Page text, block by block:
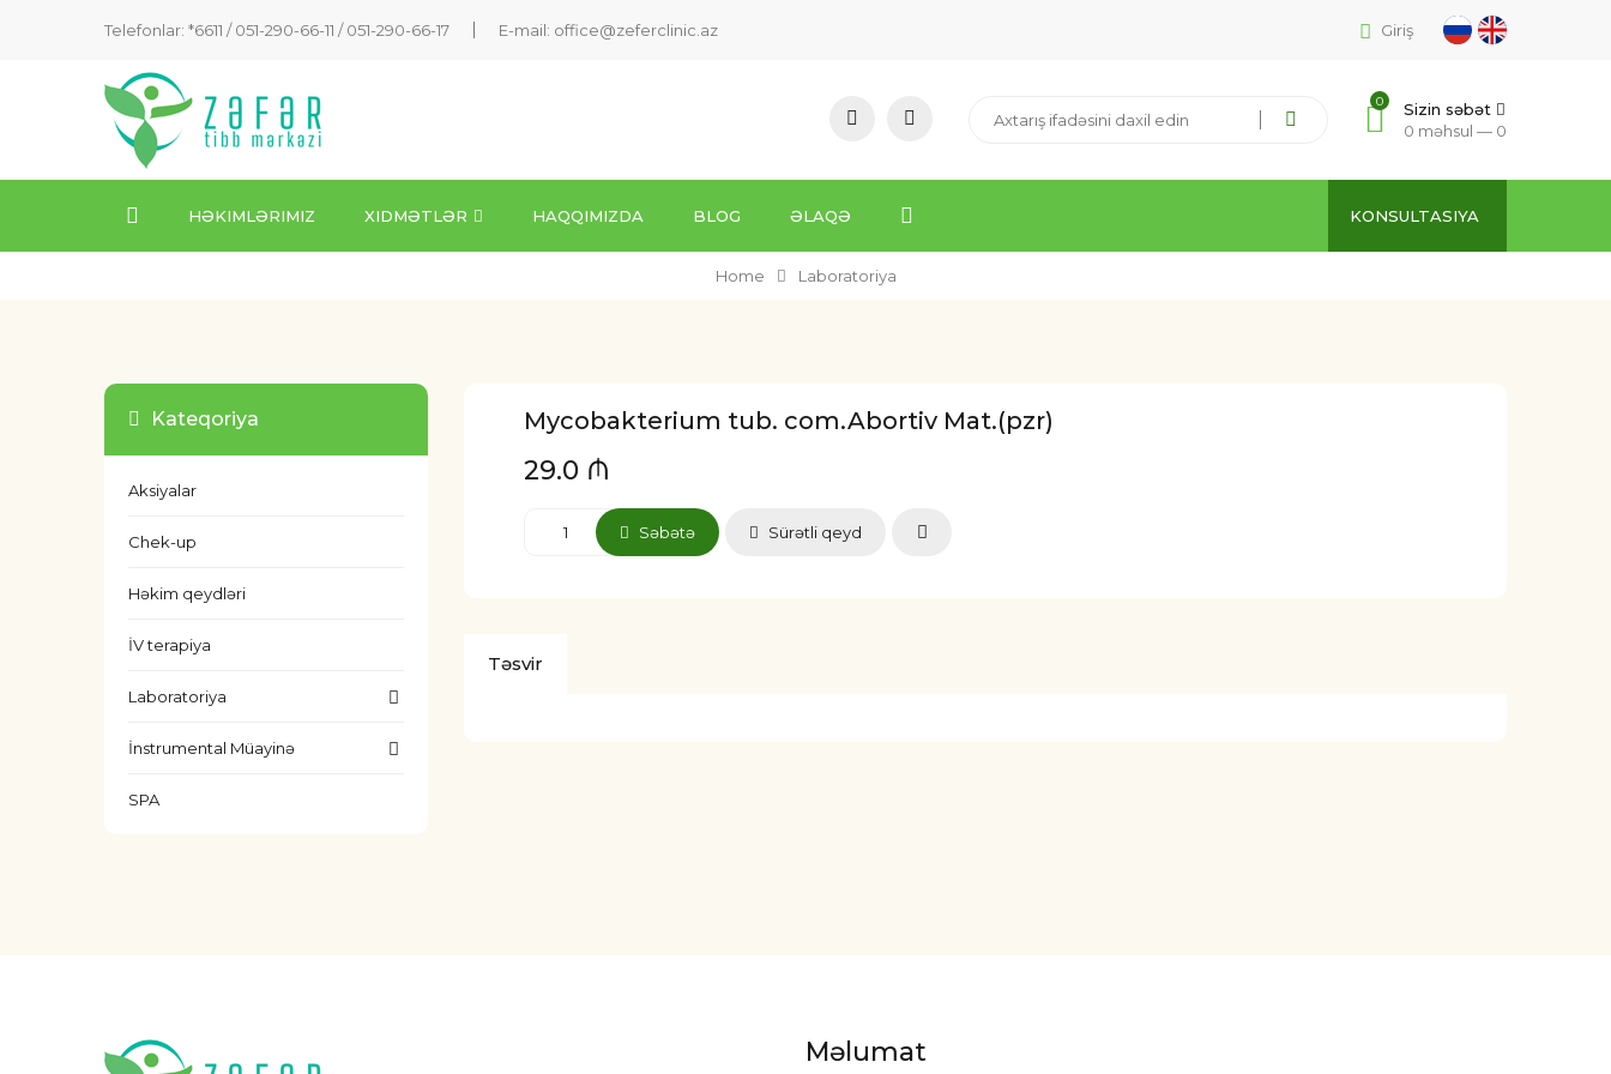
Telefonlar: *6611 /051-290-66-11 /051-290-66-17 E-mail: office@zeferclinic.az Giriş
0
Sizin səbət
0 məhsul — 0
HƏKIMLƏRIMIZ XIDMƏTLƏR HAQQIMIZDA BLOG ƏLAQƏ KONSULTASIYA
Home Laboratoriya
Mycobakterium tub. com.Abortiv Mat.(pzr)
29.0 ₼
Səbətə Sürətli qeyd
Təsvir
Kateqoriya
Aksiyalar
Chek-up
Həkim qeydləri
İV terapiya
Laboratoriya
İnstrumental Müayinə
SPA
Məlumat